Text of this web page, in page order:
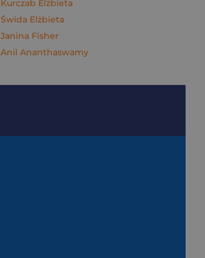
Kurczab Elżbieta
Świda Elżbieta
Janina Fisher
Anil Ananthaswamy